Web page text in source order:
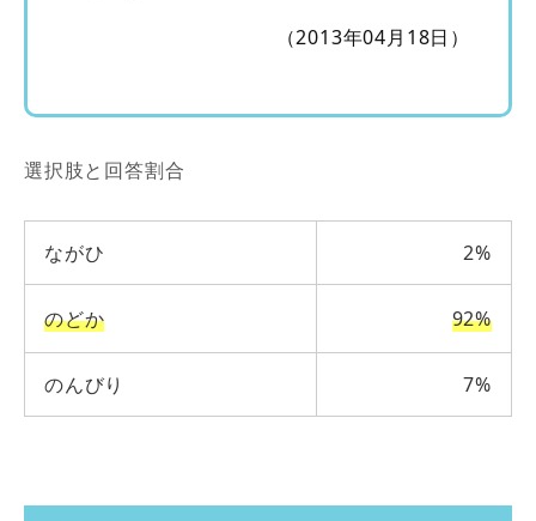
（2013年04月18日）
選択肢と回答割合
ながひ 2%
のどか 92%
のんびり 7%